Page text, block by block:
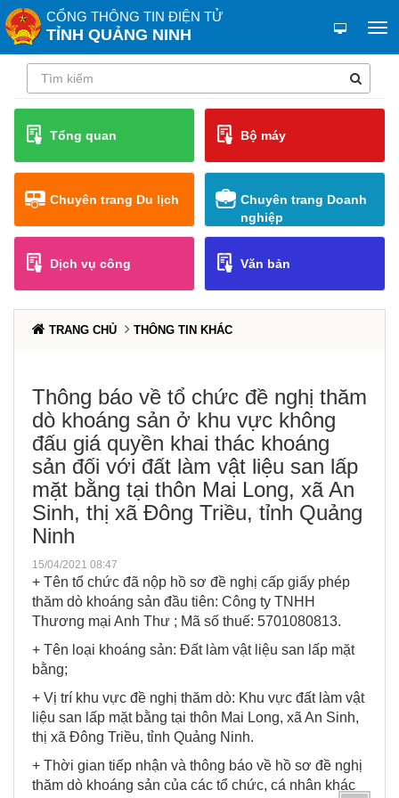
CỔNG THÔNG TIN ĐIỆN TỬ
TỈNH QUẢNG NINH
Tổng quan Bộ máy
Chuyên trang Du lịch
Chuyên trang Doanh
nghiệp
Dịch vụ công Văn bản
TRANG CHỦ THÔNG TIN KHÁC
Thông báo về tổ chức đề nghị thăm
dò khoáng sản ở khu vực không
đấu giá quyền khai thác khoáng
sản đối với đất làm vật liệu san lấp
mặt bằng tại thôn Mai Long, xã An
Sinh, thị xã Đông Triều, tỉnh Quảng
Ninh
15/04/2021 08:47
+ Tên tổ chức đã nộp hồ sơ đề nghị cấp giấy phép
thăm dò khoáng sản đầu tiên: Công ty TNHH
Thương mại Anh Thư ; Mã số thuế: 5701080813.
+ Tên loại khoáng sản: Đất làm vật liệu san lấp mặt
bằng;
+ Vị trí khu vực đề nghị thăm dò: Khu vực đất làm vật
liệu san lấp mặt bằng tại thôn Mai Long, xã An Sinh,
thị xã Đông Triều, tỉnh Quảng Ninh.
+ Thời gian tiếp nhận và thông báo về hồ sơ đề nghị
thăm dò khoáng sản của các tổ chức, cá nhân khác